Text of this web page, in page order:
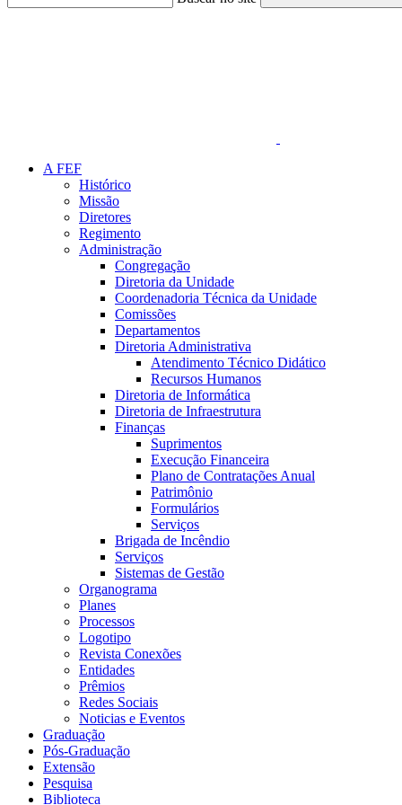
A FEF
Histórico
Missão
Diretores
Regimento
Administração
Congregação
Diretoria da Unidade
Coordenadoria Técnica da Unidade
Comissões
Departamentos
Diretoria Administrativa
Atendimento Técnico Didático
Recursos Humanos
Diretoria de Informática
Diretoria de Infraestrutura
Finanças
Suprimentos
Execução Financeira
Plano de Contratações Anual
Patrimônio
Formulários
Serviços
Brigada de Incêndio
Serviços
Sistemas de Gestão
Organograma
Planes
Processos
Logotipo
Revista Conexões
Entidades
Prêmios
Redes Sociais
Noticias e Eventos
Graduação
Pós-Graduação
Extensão
Pesquisa
Biblioteca